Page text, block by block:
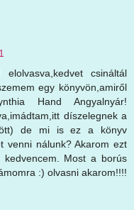
csináltál
egy könyvön,amiről
Hand Angyalnyár!
díszelegnek a
de mi is ez a könyv
venni nálunk? Akarom ezt
Most a borús
:) olvasni akarom!!!!